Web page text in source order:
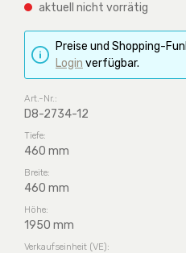
aktuell nicht vorrätig
Preise und Shopping-
Login verfügbar.
Art.-Nr.:
D8-2734-12
Tiefe:
460 mm
Breite:
460 mm
Höhe:
1950 mm
Verkaufseinheit (VE):